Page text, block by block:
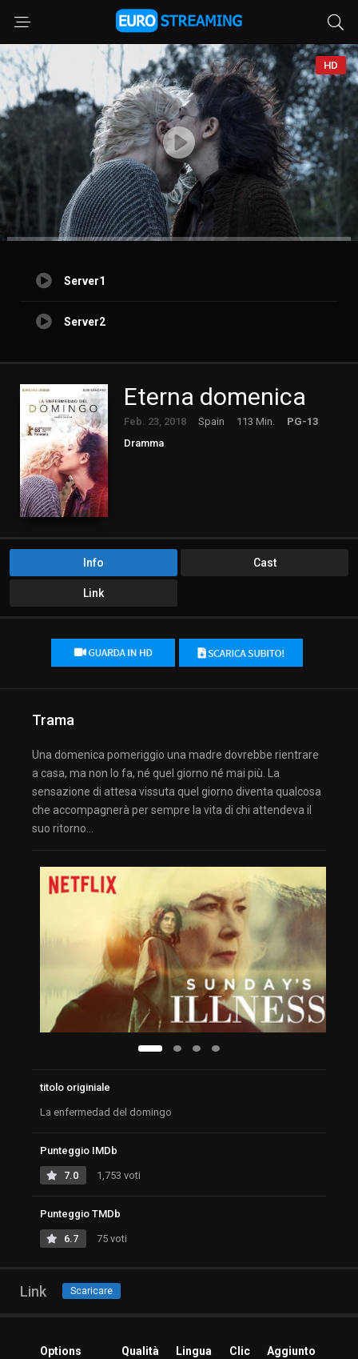
HD
Server1
Server2
Eterna domenica
Feb. 23, 2018 Spain 113 Min.
PG-13
Dramma
Info Cast
Link
Trama
Una domenica pomeriggio una madre dovrebbe rientrare
a casa, ma non lo fa, né quel giorno né mai più. La
sensazione di attesa vissuta quel giorno diventa qualcosa
che accompagnerà per sempre la vita di chi attendeva il
suo ritorno…
titolo originiale
La enfermedad del domingo
Punteggio IMDb
7.0 1,753 voti
Punteggio TMDb
6.7 75 voti
Link Scaricare
Options Qualità Lingua Clic Aggiunto